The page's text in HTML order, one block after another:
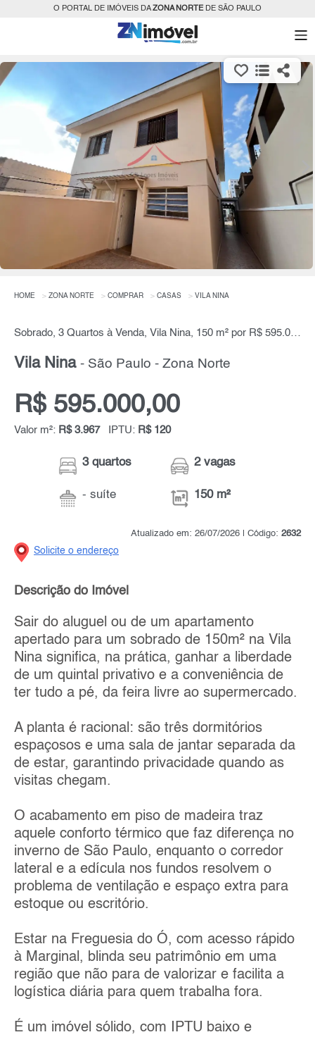
O PORTAL DE IMÓVEIS DAZONA NORTEDE SÃO PAULO
HOME ZONA NORTE COMPRAR CASAS VILA NINA
Sobrado, 3 Quartos à Venda, Vila Nina, 150 m² por R$ 595.000,00
Vila Nina - São Paulo - Zona Norte
R$ 595.000,00
Valor m²: R$ 3.967 IPTU: R$ 120
3 quartos
- suíte
2 vagas
150 m²
Atualizado em: 26/07/2026 | Código: 2632
Solicite o endereço
Descrição do Imóvel
Sair do aluguel ou de um apartamento
apertado para um sobrado de 150m² na Vila
Nina significa, na prática, ganhar a liberdade
de um quintal privativo e a conveniência de
ter tudo a pé, da feira livre ao supermercado.
A planta é racional: são três dormitórios
espaçosos e uma sala de jantar separada da
de estar, garantindo privacidade quando as
visitas chegam.
O acabamento em piso de madeira traz
aquele conforto térmico que faz diferença no
inverno de São Paulo, enquanto o corredor
lateral e a edícula nos fundos resolvem o
problema de ventilação e espaço extra para
estoque ou escritório.
Estar na Freguesia do Ó, com acesso rápido
à Marginal, blinda seu patrimônio em uma
região que não para de valorizar e facilita a
logística diária para quem trabalha fora.
É um imóvel sólido, com IPTU baixo e